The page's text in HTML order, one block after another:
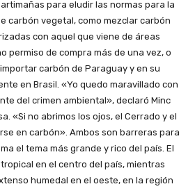
para eludir las normas para la
carbón vegetal, como mezclar carbón
con aquel que viene de áreas
permiso de compra más de una vez, o
carbón de Paraguay y en su
en Brasil. «Yo quedo maravillado con
del crimen ambiental», declaró Minc
«Si no abrimos los ojos, el Cerrado y el
en carbón». Ambos son barreras para
el tema más grande y rico del país. El
en el centro del país, mientras
humedal en el oeste, en la región